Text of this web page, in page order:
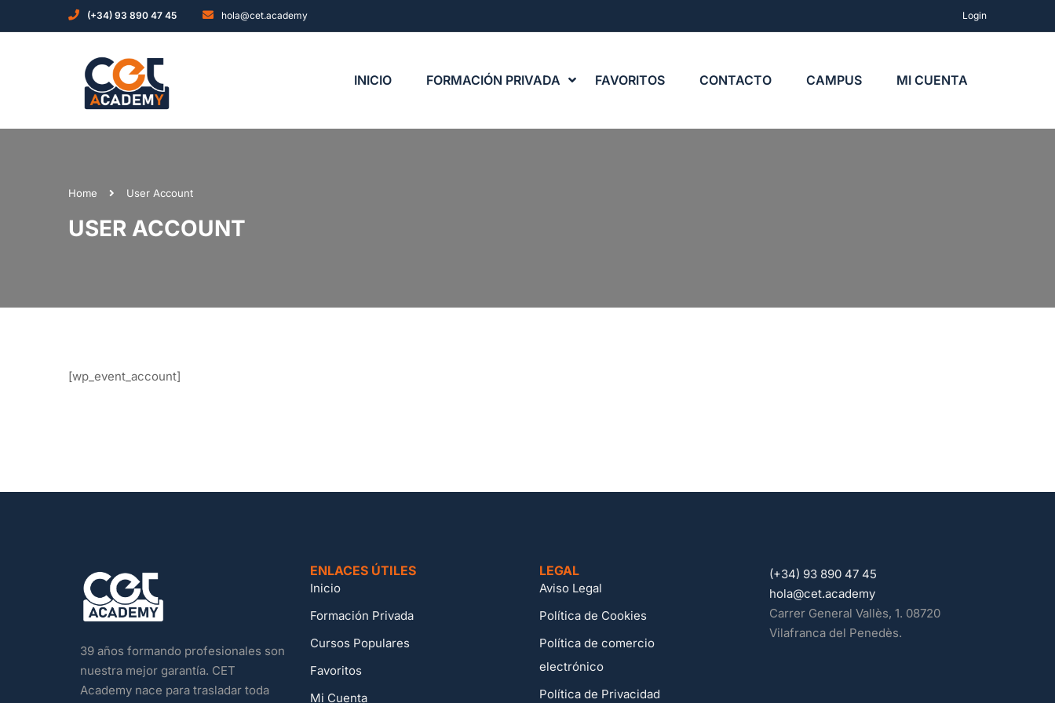
(+34) 93 890 47 45 hola@cet.academy Login
INICIO FORMACIÓN PRIVADA FAVORITOS CONTACTO CAMPUS MI CUENTA
Home User Account
USER ACCOUNT
[wp_event_account]
39 años formando profesionales son
nuestra mejor garantía. CET
Academy nace para trasladar toda
ENLACES ÚTILES
Inicio
Formación Privada
Cursos Populares
Favoritos
Mi Cuenta
LEGAL
Aviso Legal
Política de Cookies
Política de comercio
electrónico
Política de Privacidad
(+34) 93 890 47 45
hola@cet.academy
Carrer General Vallès, 1. 08720
Vilafranca del Penedès.